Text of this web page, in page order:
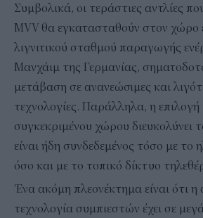
Συμβολικά, οι τεράστιες αντλίες
MVV θα εγκατασταθούν στον χώρο
λιγνιτικού σταθμού παραγωγής
Μανχάιμ της Γερμανίας,
μετάβαση σε ανανεώσιμες και
τεχνολογίες. Παράλληλα, η επιλογή
συγκεκριμένου χώρου διευκολύνει
είναι ήδη συνδεδεμένος τόσο με το
όσο και με το τοπικό δίκτυο
Ένα ακόμη πλεονέκτημα είναι ότι η
τεχνολογία συμπιεστών έχει σε